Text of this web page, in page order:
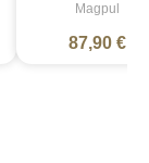
Magpul
87,90 €